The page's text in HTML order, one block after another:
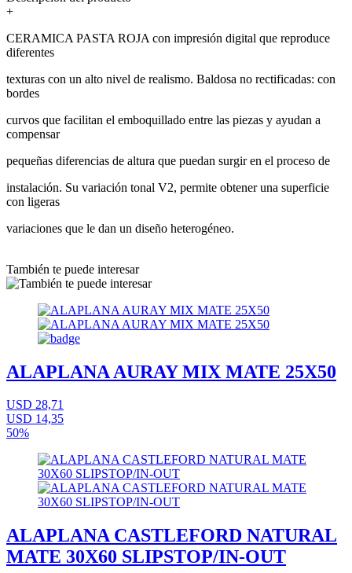
+
CERAMICA PASTA ROJA con impresión digital que reproduce
diferentes
texturas con un alto nivel de realismo. Baldosa no rectificadas: con
bordes
curvos que facilitan el emboquillado entre las piezas y ayudan a
compensar
pequeñas diferencias de altura que puedan surgir en el proceso de
instalación. Su variación tonal V2, permite obtener una superficie
con ligeras
variaciones que le dan un diseño heterogéneo.
También te puede interesar
ALAPLANA AURAY MIX MATE 25X50
USD 28,71
USD 14,35
50%
ALAPLANA CASTLEFORD NATURAL
MATE 30X60 SLIPSTOP/IN-OUT